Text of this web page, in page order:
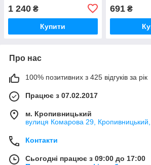
1 240 ₴
Купити
691₴
Про нас
100% позитивних з 425 відгуків за рік
Працює з 07.02.2017
м. Кропивницький
вулиця Комарова 29, Кропивницький,
Контакти
Сьогодні працює з 09:00 до 17:00